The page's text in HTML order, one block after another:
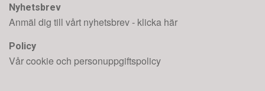
Nyhetsbrev
Anmäl dig till vårt nyhetsbrev - klicka här
Policy
Vår cookie och personuppgiftspolicy